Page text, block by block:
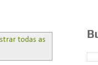
todas as